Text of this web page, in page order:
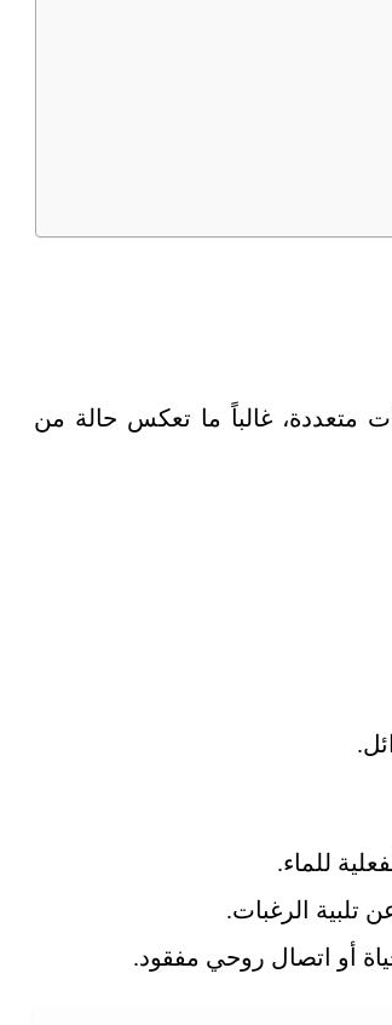
متعددة، غالباً ما تعكس حالة من
للماء.
تلبية الرغبات.
أو اتصال روحي مفقود.